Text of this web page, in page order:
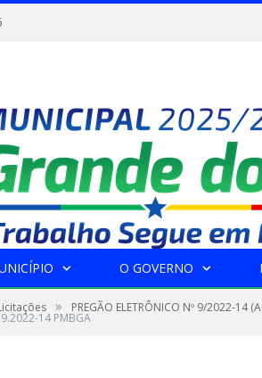
O GOVERNO
» PREGÃO ELETRÔNICO Nº 9/2022-14
9.2022-14 PMBGA